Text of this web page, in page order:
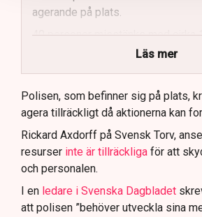
agerande på plats.
40 personer misstänks med cirka
brottsmisstankar kopplade.
Polisen använder drönare och
för att dokumentera bevis.
Samtidigt är polisarbetet
att navigera juridiska rättigheter
Läs mer
Polisen, som befinner sig på plats,
agera tillräckligt då aktionerna kan
Rickard Axdorff på Svensk Torv,
resurser inte är tillräckliga för att
och personalen.
I en ledare i Svenska Dagbladet
att polisen ”behöver utveckla sina